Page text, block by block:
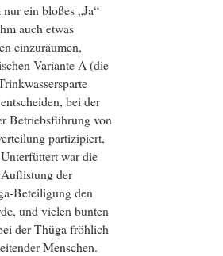
ein bloßes „Ja“
auch etwas
einzuräumen,
Variante A (die
bei der
Betriebsführung von
partizipiert,
war die
der
Beteiligung den
und vielen bunten
der Thüga fröhlich
Menschen.